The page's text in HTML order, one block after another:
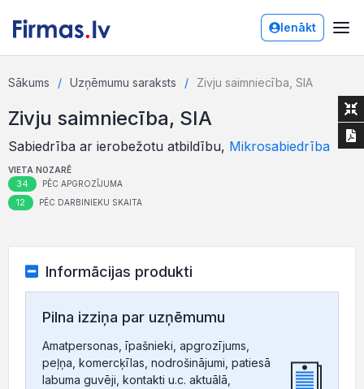
Ienākt
Sākums Uzņēmumu saraksts Zivju saimniecība, SIA
Zivju saimniecība, SIA
Sabiedrība ar ierobežotu atbildību, Mikrosabiedrība
VIETA NOZARĒ
34 PĒC APGROZĪJUMA
12 PĒC DARBINIEKU SKAITA
Informācijas produkti
Pilna izziņa par uzņēmumu
Amatpersonas, īpašnieki, apgrozījums,
peļņa, komercķīlas, nodrošinājumi, patiesā
labuma guvēji, kontakti u.c. aktuālā,